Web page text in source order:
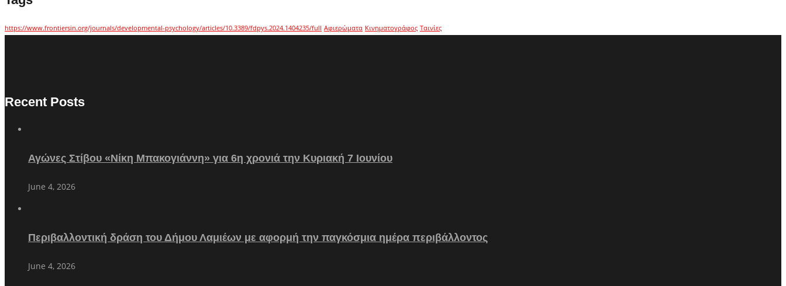
https://www.frontiersin.org/journals/developmental-psychology/articles/10.3389/fdpys.2024.1404235/full Αφιερώματα Κινηματογράφος Ταινίες
Recent Posts
Αγώνες Στίβου «Νίκη Μπακογιάννη» για 6η χρονιά την Κυριακή 7 Ιουνίου
June 4, 2026
Περιβαλλοντική δράση του Δήμου Λαμιέων με αφορμή την παγκόσμια ημέρα περιβάλλοντος
June 4, 2026